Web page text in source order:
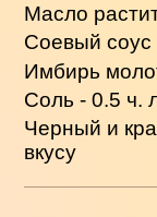
Масло
Соевый соус
Имбирь
Соль - 0.5 ч.
Черный и
вкусу